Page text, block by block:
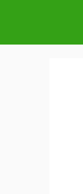
content